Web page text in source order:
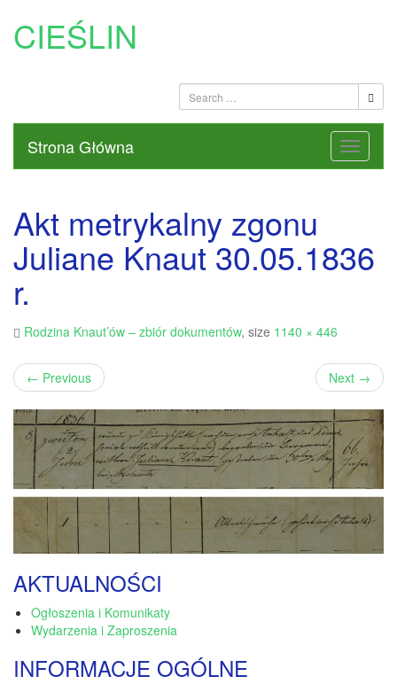
CIEŚLIN
Strona Główna
Akt metrykalny zgonu
Juliane Knaut 30.05.1836
r.
Rodzina Knaut’ów – zbiór dokumentów, size 1140 × 446
← Previous Next →
AKTUALNOŚCI
Ogłoszenia i Komunikaty
Wydarzenia i Zaproszenia
INFORMACJE OGÓLNE